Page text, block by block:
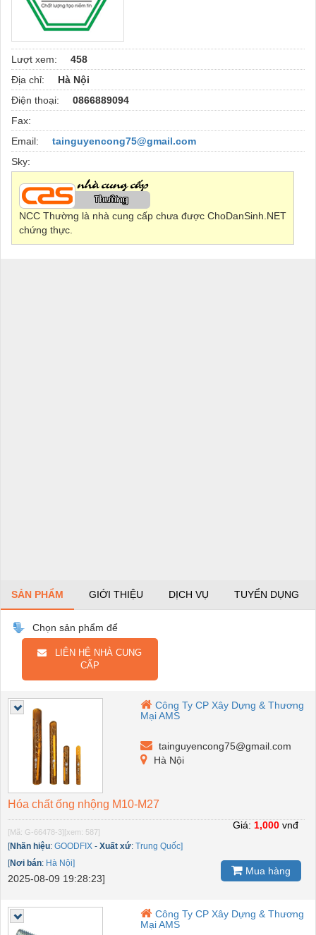
Lượt xem:
458
Địa chỉ:
Hà Nội
Điện thoại:
0866889094
Fax:
Email:
tainguyencong75@gmail.com
Sky:
NCC Thường là nhà cung cấp chưa được ChoDanSinh.NET
chứng thực.
SẢN PHẨM GIỚI THIỆU DỊCH VỤ TUYỂN DỤNG
Chọn sản phẩm để
LIÊN HỆ NHÀ CUNG
CẤP
Công Ty CP Xây Dựng & Thương
Mại AMS
tainguyencong75@gmail.com
Hà Nội
Hóa chất ống nhộng M10-M27
[Mã: G-66478-3][xem: 587]
[Nhãn hiệu: GOODFIX - Xuất xứ: Trung Quốc]
[Nơi bán: Hà Nội]
2025-08-09 19:28:23]
Giá: 1,000 vnđ
Mua hàng
Công Ty CP Xây Dựng & Thương
Mại AMS